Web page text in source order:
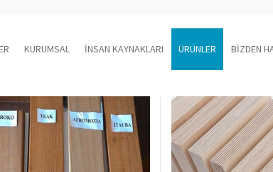
KURUMSAL İNSAN KAYNAKLARI ÜRÜNLER BİZDEN